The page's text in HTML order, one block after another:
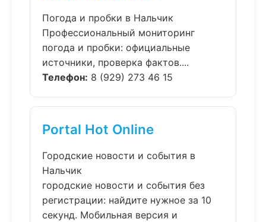
Погода и пробки в Нальчик
Профессиональный мониторинг
погода и пробки: официальные
источники, проверка фактов....
Телефон: 8 (929) 273 46 15
Portal Hot Online
Городские новости и события в
Нальчик
городские новости и события без
регистрации: найдите нужное за 10
секунд. Мобильная версия и